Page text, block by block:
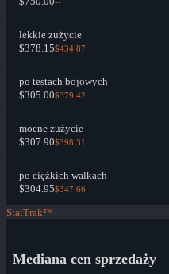
lekkie zużycie
$378.15$434.87
po testach bojowych
$305.00$379.42
mocne zużycie
$307.90$398.31
po ciężkich walkach
$304.95$347.66
StatTrak™
Mediana cen sprzedaży